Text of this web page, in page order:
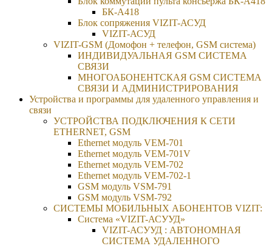
БК-А418
Блок сопряжения VIZIT-АСУД
VIZIT-АСУД
VIZIT-GSM (Домофон + телефон, GSM система)
ИНДИВИДУАЛЬНАЯ GSM СИСТЕМА
СВЯЗИ
МНОГОАБОНЕНТСКАЯ GSM СИСТЕМА
СВЯЗИ И АДМИНИСТРИРОВАНИЯ
Устройства и программы для удаленного управления и
связи
УСТРОЙСТВА ПОДКЛЮЧЕНИЯ К СЕТИ
ETHERNET, GSM
Ethernet модуль VEM-701
Ethernet модуль VEM-701V
Ethernet модуль VEM-702
Ethernet модуль VEM-702-1
GSM модуль VSM-791
GSM модуль VSM-792
CИСТЕМЫ МОБИЛЬНЫХ АБОНЕНТОВ VIZIT:
Система «VIZIT-АСУУД»
VIZIT-АСУУД : АВТОНОМНАЯ
СИСТЕМА УДАЛЕННОГО